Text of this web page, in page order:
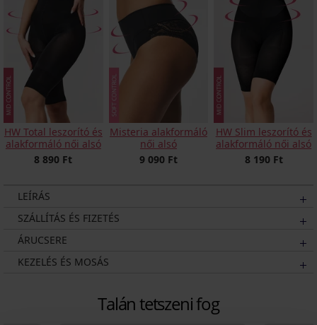
HW Total leszorító és
alakformáló női alsó
8 890 Ft
Misteria alakformáló
női alsó
9 090 Ft
HW Slim leszorító és
alakformáló női alsó
8 190 Ft
LEÍRÁS
SZÁLLÍTÁS ÉS FIZETÉS
ÁRUCSERE
KEZELÉS ÉS MOSÁS
Talán tetszeni fog